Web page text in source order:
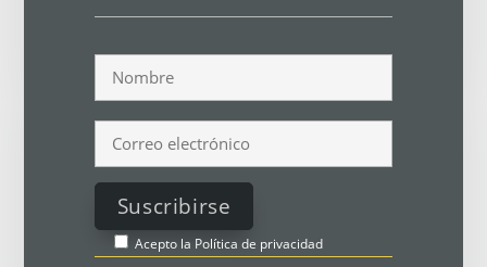
Acepto la Política de privacidad